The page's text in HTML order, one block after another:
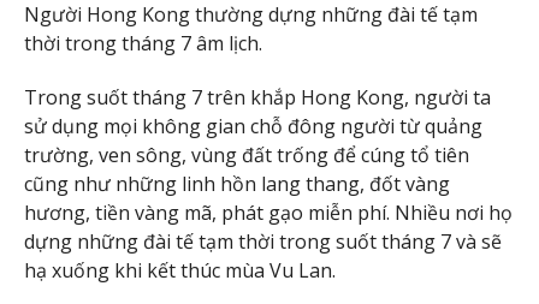
Người Hong Kong thường dựng những đài tế tạm
thời trong tháng 7 âm lịch.
Trong suốt tháng 7 trên khắp Hong Kong, người ta
sử dụng mọi không gian chỗ đông người từ quảng
trường, ven sông, vùng đất trống để cúng tổ tiên
cũng như những linh hồn lang thang, đốt vàng
hương, tiền vàng mã, phát gạo miễn phí. Nhiều nơi họ
dựng những đài tế tạm thời trong suốt tháng 7 và sẽ
hạ xuống khi kết thúc mùa Vu Lan.